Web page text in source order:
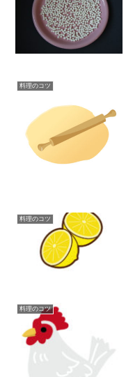
料理のコツ
料理のコツ
料理のコツ